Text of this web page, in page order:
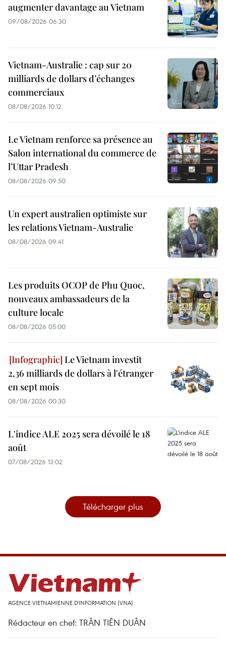
augmenter davantage au Vietnam
09/08/2026 06:30
Vietnam-Australie : cap sur 20
milliards de dollars d’échanges
commerciaux
08/08/2026 10:12
Le Vietnam renforce sa présence au
Salon international du commerce de
l’Uttar Pradesh
08/08/2026 09:50
Un expert australien optimiste sur
les relations Vietnam-Australie
08/08/2026 09:41
Les produits OCOP de Phu Quoc,
nouveaux ambassadeurs de la
culture locale
08/08/2026 05:00
Le Vietnam investit
2,36 milliards de dollars à l'étranger
en sept mois
08/08/2026 00:30
L'indice ALE 2025 sera dévoilé le 18
août
07/08/2026 13:02
Télécharger plus
AGENCE VIETNAMIENNE D'INFORMATION (VNA)
Rédacteur en chef: TRÂN TIÊN DUÂN